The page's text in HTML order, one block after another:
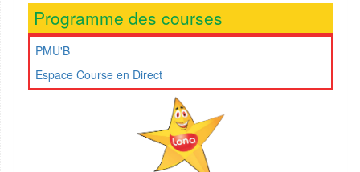
Programme des courses
PMU'B
Espace Course en Direct